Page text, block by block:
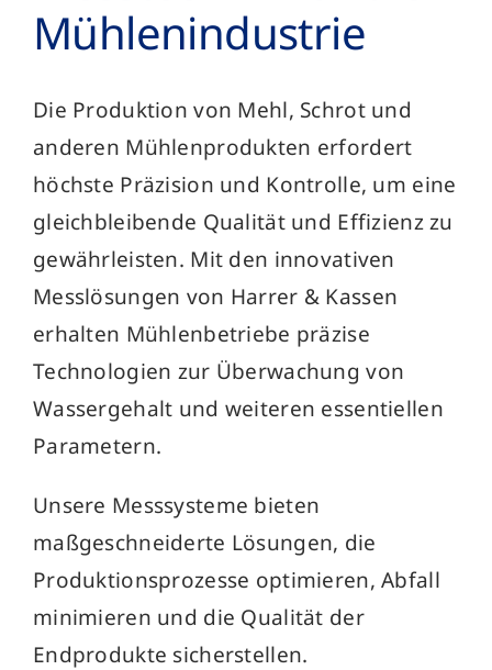
Mühlen­industrie
Die Produktion von Mehl, Schrot und
anderen Mühlenprodukten erfordert
höchste Präzision und Kontrolle, um eine
gleichbleibende Qualität und Effizienz zu
gewährleisten. Mit den innovativen
Messlösungen von Harrer & Kassen
erhalten Mühlenbetriebe präzise
Technologien zur Überwachung von
Wassergehalt und weiteren essentiellen
Parametern.
Unsere Messsysteme bieten
maßgeschneiderte Lösungen, die
Produktionsprozesse optimieren, Abfall
minimieren und die Qualität der
Endprodukte sicherstellen.